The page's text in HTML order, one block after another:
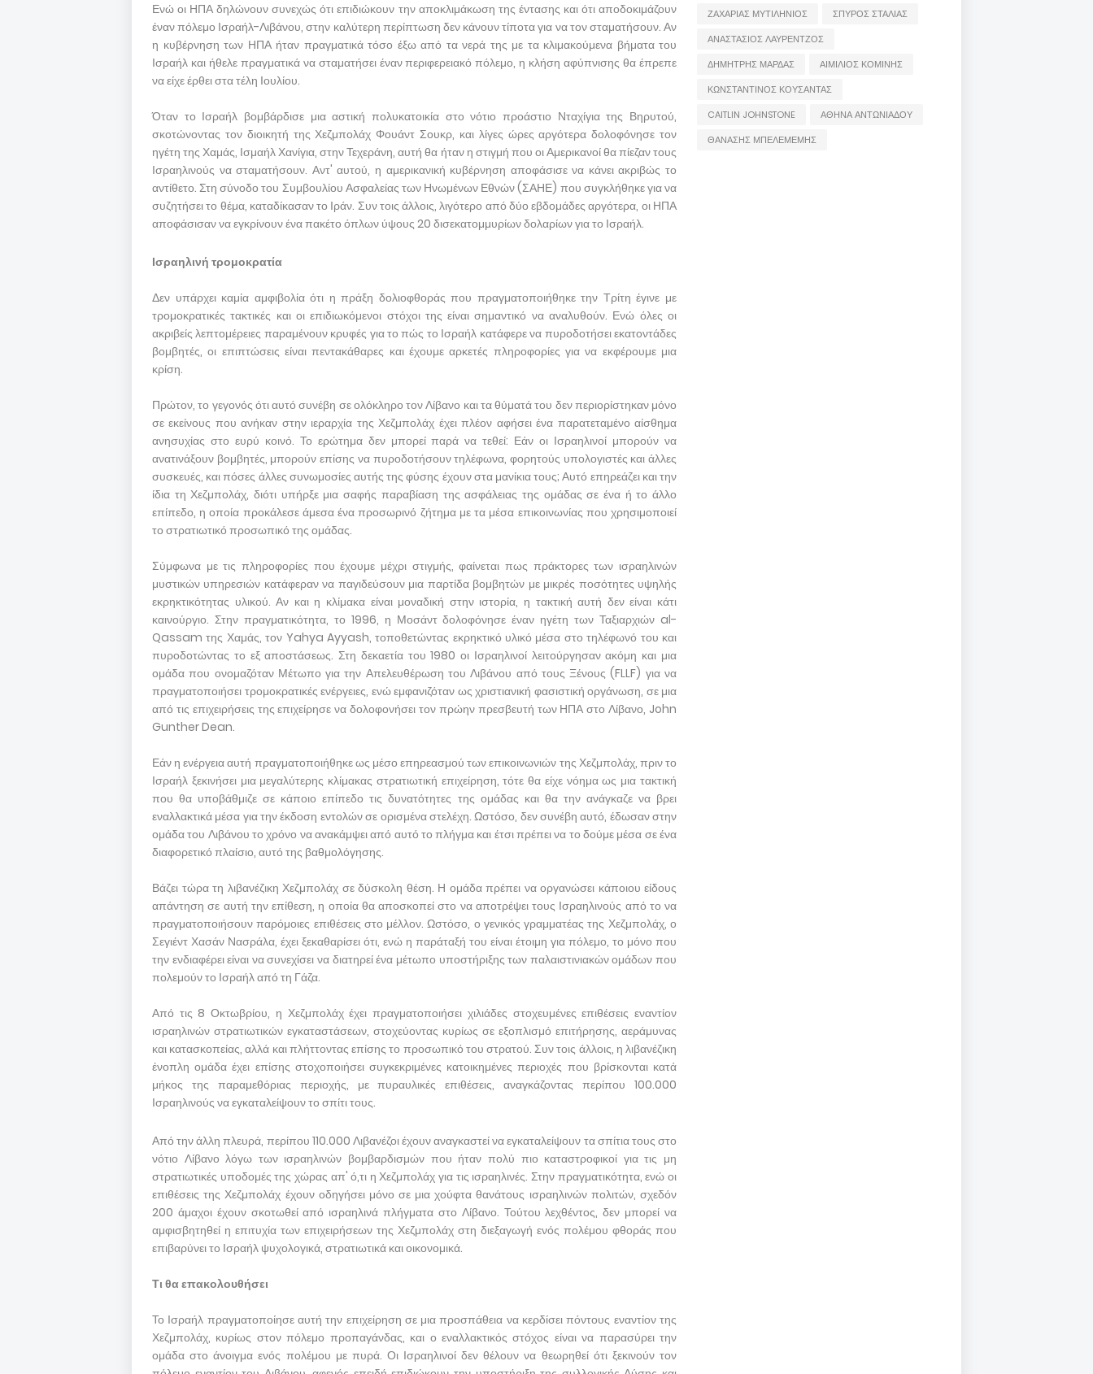
Ενώ οι ΗΠΑ δηλώνουν συνεχώς ότι επιδιώκουν την αποκλιμάκωση της έντασης και ότι αποδοκιμάζουν
έναν πόλεμο Ισραήλ-Λιβάνου, στην καλύτερη περίπτωση δεν κάνουν τίποτα για να τον σταματήσουν. Αν
η κυβέρνηση των ΗΠΑ ήταν πραγματικά τόσο έξω από τα νερά της με τα κλιμακούμενα βήματα του
Ισραήλ και ήθελε πραγματικά να σταματήσει έναν περιφερειακό πόλεμο, η κλήση αφύπνισης θα έπρεπε
να είχε έρθει στα τέλη Ιουλίου.
Όταν το Ισραήλ βομβάρδισε μια αστική πολυκατοικία στο νότιο προάστιο Νταχίγια της Βηρυτού,
σκοτώνοντας τον διοικητή της Χεζμπολάχ Φουάντ Σουκρ, και λίγες ώρες αργότερα δολοφόνησε τον
ηγέτη της Χαμάς, Ισμαήλ Χανίγια, στην Τεχεράνη, αυτή θα ήταν η στιγμή που οι Αμερικανοί θα πίεζαν τους
Ισραηλινούς να σταματήσουν. Αντ' αυτού, η αμερικανική κυβέρνηση αποφάσισε να κάνει ακριβώς το
αντίθετο. Στη σύνοδο του Συμβουλίου Ασφαλείας των Ηνωμένων Εθνών (ΣΑΗΕ) που συγκλήθηκε για να
συζητήσει το θέμα, καταδίκασαν το Ιράν. Συν τοις άλλοις, λιγότερο από δύο εβδομάδες αργότερα, οι ΗΠΑ
αποφάσισαν να εγκρίνουν ένα πακέτο όπλων ύψους 20 δισεκατομμυρίων δολαρίων για το Ισραήλ.
Ισραηλινή τρομοκρατία
Δεν υπάρχει καμία αμφιβολία ότι η πράξη δολιοφθοράς που πραγματοποιήθηκε την Τρίτη έγινε με
τρομοκρατικές τακτικές και οι επιδιωκόμενοι στόχοι της είναι σημαντικό να αναλυθούν. Ενώ όλες οι
ακριβείς λεπτομέρειες παραμένουν κρυφές για το πώς το Ισραήλ κατάφερε να πυροδοτήσει εκατοντάδες
βομβητές, οι επιπτώσεις είναι πεντακάθαρες και έχουμε αρκετές πληροφορίες για να εκφέρουμε μια
κρίση.
Πρώτον, το γεγονός ότι αυτό συνέβη σε ολόκληρο τον Λίβανο και τα θύματά του δεν περιορίστηκαν μόνο
σε εκείνους που ανήκαν στην ιεραρχία της Χεζμπολάχ έχει πλέον αφήσει ένα παρατεταμένο αίσθημα
ανησυχίας στο ευρύ κοινό. Το ερώτημα δεν μπορεί παρά να τεθεί: Εάν οι Ισραηλινοί μπορούν να
ανατινάξουν βομβητές, μπορούν επίσης να πυροδοτήσουν τηλέφωνα, φορητούς υπολογιστές και άλλες
συσκευές, και πόσες άλλες συνωμοσίες αυτής της φύσης έχουν στα μανίκια τους; Αυτό επηρεάζει και την
ίδια τη Χεζμπολάχ, διότι υπήρξε μια σαφής παραβίαση της ασφάλειας της ομάδας σε ένα ή το άλλο
επίπεδο, η οποία προκάλεσε άμεσα ένα προσωρινό ζήτημα με τα μέσα επικοινωνίας που χρησιμοποιεί
το στρατιωτικό προσωπικό της ομάδας.
Σύμφωνα με τις πληροφορίες που έχουμε μέχρι στιγμής, φαίνεται πως πράκτορες των ισραηλινών
μυστικών υπηρεσιών κατάφεραν να παγιδεύσουν μια παρτίδα βομβητών με μικρές ποσότητες υψηλής
εκρηκτικότητας υλικού. Αν και η κλίμακα είναι μοναδική στην ιστορία, η τακτική αυτή δεν είναι κάτι
καινούργιο. Στην πραγματικότητα, το 1996, η Μοσάντ δολοφόνησε έναν ηγέτη των Ταξιαρχιών al-
Qassam της Χαμάς, τον Yahya Ayyash, τοποθετώντας εκρηκτικό υλικό μέσα στο τηλέφωνό του και
πυροδοτώντας το εξ αποστάσεως. Στη δεκαετία του 1980 οι Ισραηλινοί λειτούργησαν ακόμη και μια
ομάδα που ονομαζόταν Μέτωπο για την Απελευθέρωση του Λιβάνου από τους Ξένους (FLLF) για να
πραγματοποιήσει τρομοκρατικές ενέργειες, ενώ εμφανιζόταν ως χριστιανική φασιστική οργάνωση, σε μια
από τις επιχειρήσεις της επιχείρησε να δολοφονήσει τον πρώην πρεσβευτή των ΗΠΑ στο Λίβανο, John
Gunther Dean.
Εάν η ενέργεια αυτή πραγματοποιήθηκε ως μέσο επηρεασμού των επικοινωνιών της Χεζμπολάχ, πριν το
Ισραήλ ξεκινήσει μια μεγαλύτερης κλίμακας στρατιωτική επιχείρηση, τότε θα είχε νόημα ως μια τακτική
που θα υποβάθμιζε σε κάποιο επίπεδο τις δυνατότητες της ομάδας και θα την ανάγκαζε να βρει
εναλλακτικά μέσα για την έκδοση εντολών σε ορισμένα στελέχη. Ωστόσο, δεν συνέβη αυτό, έδωσαν στην
ομάδα του Λιβάνου το χρόνο να ανακάμψει από αυτό το πλήγμα και έτσι πρέπει να το δούμε μέσα σε ένα
διαφορετικό πλαίσιο, αυτό της βαθμολόγησης.
Βάζει τώρα τη λιβανέζικη Χεζμπολάχ σε δύσκολη θέση. Η ομάδα πρέπει να οργανώσει κάποιου είδους
απάντηση σε αυτή την επίθεση, η οποία θα αποσκοπεί στο να αποτρέψει τους Ισραηλινούς από το να
πραγματοποιήσουν παρόμοιες επιθέσεις στο μέλλον. Ωστόσο, ο γενικός γραμματέας της Χεζμπολάχ, ο
Σεγιέντ Χασάν Νασράλα, έχει ξεκαθαρίσει ότι, ενώ η παράταξή του είναι έτοιμη για πόλεμο, το μόνο που
την ενδιαφέρει είναι να συνεχίσει να διατηρεί ένα μέτωπο υποστήριξης των παλαιστινιακών ομάδων που
πολεμούν το Ισραήλ από τη Γάζα.
Από τις 8 Οκτωβρίου, η Χεζμπολάχ έχει πραγματοποιήσει χιλιάδες στοχευμένες επιθέσεις εναντίον
ισραηλινών στρατιωτικών εγκαταστάσεων, στοχεύοντας κυρίως σε εξοπλισμό επιτήρησης, αεράμυνας
και κατασκοπείας, αλλά και πλήττοντας επίσης το προσωπικό του στρατού. Συν τοις άλλοις, η λιβανέζικη
ένοπλη ομάδα έχει επίσης στοχοποιήσει συγκεκριμένες κατοικημένες περιοχές που βρίσκονται κατά
μήκος της παραμεθόριας περιοχής, με πυραυλικές επιθέσεις, αναγκάζοντας περίπου 100.000
Ισραηλινούς να εγκαταλείψουν το σπίτι τους.
Από την άλλη πλευρά, περίπου 110.000 Λιβανέζοι έχουν αναγκαστεί να εγκαταλείψουν τα σπίτια τους στο
νότιο Λίβανο λόγω των ισραηλινών βομβαρδισμών που ήταν πολύ πιο καταστροφικοί για τις μη
στρατιωτικές υποδομές της χώρας απ' ό,τι η Χεζμπολάχ για τις ισραηλινές. Στην πραγματικότητα, ενώ οι
επιθέσεις της Χεζμπολάχ έχουν οδηγήσει μόνο σε μια χούφτα θανάτους ισραηλινών πολιτών, σχεδόν
200 άμαχοι έχουν σκοτωθεί από ισραηλινά πλήγματα στο Λίβανο. Τούτου λεχθέντος, δεν μπορεί να
αμφισβητηθεί η επιτυχία των επιχειρήσεων της Χεζμπολάχ στη διεξαγωγή ενός πολέμου φθοράς που
επιβαρύνει το Ισραήλ ψυχολογικά, στρατιωτικά και οικονομικά.
Τι θα επακολουθήσει
Το Ισραήλ πραγματοποίησε αυτή την επιχείρηση σε μια προσπάθεια να κερδίσει πόντους εναντίον της
Χεζμπολάχ, κυρίως στον πόλεμο προπαγάνδας, και ο εναλλακτικός στόχος είναι να παρασύρει την
ομάδα στο άνοιγμα ενός πολέμου με πυρά. Οι Ισραηλινοί δεν θέλουν να θεωρηθεί ότι ξεκινούν τον
ΖΑΧΑΡΙΑΣ ΜΥΤΙΛΗΝΙΟΣ
ΣΠΥΡΟΣ ΣΤΑΛΙΑΣ
ΑΝΑΣΤΑΣΙΟΣ ΛΑΥΡΕΝΤΖΟΣ
ΔΗΜΗΤΡΗΣ ΜΑΡΔΑΣ
ΑΙΜΙΛΙΟΣ ΚΟΜΙΝΗΣ
ΚΩΝΣΤΑΝΤΙΝΟΣ ΚΟΥΣΑΝΤΑΣ
CAITLIN JOHNSTONE
ΑΘΗΝΑ ΑΝΤΩΝΙΑΔΟΥ
ΘΑΝΑΣΗΣ ΜΠΕΛΕΜΕΜΗΣ